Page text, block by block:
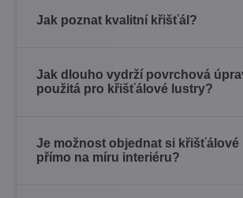
Jak poznat kvalitní křišťál?
Jak dlouho vydrží povrchová
použitá pro křišťálové lustry?
Je možnost objednat si křišťálové
přímo na míru interiéru?